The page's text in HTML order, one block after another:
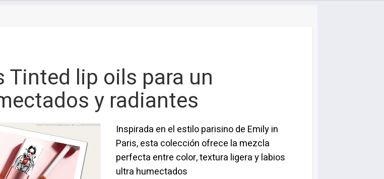
Tinted lip oils para un
y radiantes
Inspirada en el estilo parisino de Emily in
Paris, esta colección ofrece la mezcla
perfecta entre color, textura ligera y labios
ultra humectados